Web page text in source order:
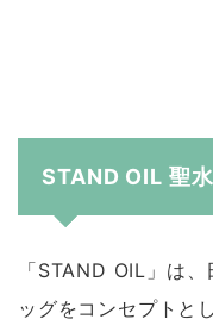
STAND OIL 聖
「STAND OIL」は
ッグをコンセプトと